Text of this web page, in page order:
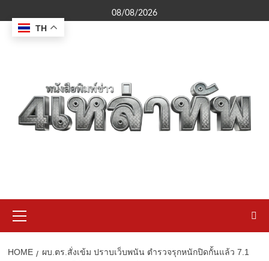
to
content
08/08/2026
Menu
HOME
ผบ.ตร.สั่งเข้ม ปราบเว็บพนัน ตำรวจรุกหนักปิดกั้นแล้ว 7.1
TH